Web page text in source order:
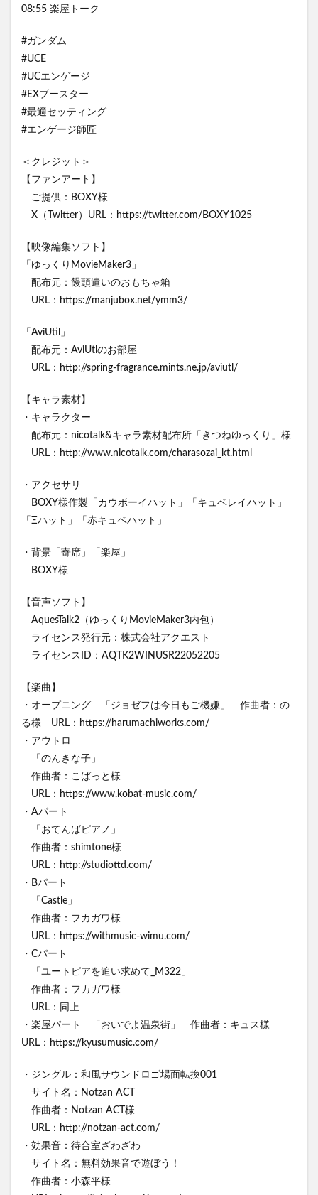
08:55 楽屋トーク
#ガンダム
#UCE
#UCエンゲージ
#EXブースター
#最適セッティング
#エンゲージ師匠
＜クレジット＞
【ファンアート】
ご提供：BOXY様
X（Twitter）URL：https://twitter.com/BOXY1025
【映像編集ソフト】
「ゆっくりMovieMaker3」
配布元：饅頭遣いのおもちゃ箱
URL：https://manjubox.net/ymm3/
「AviUtil」
配布元：AviUtlのお部屋
URL：http://spring-fragrance.mints.ne.jp/aviutl/
【キャラ素材】
・キャラクター
配布元：nicotalk&キャラ素材配布所「きつねゆっくり」様
URL：http://www.nicotalk.com/charasozai_kt.html
・アクセサリ
BOXY様作製「カウボーイハット」「キュベレイハット」
「Ξハット」「赤キュベハット」
・背景「寄席」「楽屋」
BOXY様
【音声ソフト】
AquesTalk2（ゆっくりMovieMaker3内包）
ライセンス発行元：株式会社アクエスト
ライセンスID：AQTK2WINUSR22052205
【楽曲】
・オープニング 「ジョゼフは今日もご機嫌」 作曲者：の
る様 URL：https://harumachiworks.com/
・アウトロ
「のんきな子」
作曲者：こばっと様
URL：https://www.kobat-music.com/
・Aパート
「おてんばピアノ」
作曲者：shimtone様
URL：http://studiottd.com/
・Bパート
「Castle」
作曲者：フカガワ様
URL：https://withmusic-wimu.com/
・Cパート
「ユートピアを追い求めて_M322」
作曲者：フカガワ様
URL：同上
・楽屋パート 「おいでよ温泉街」 作曲者：キュス様
URL：https://kyusumusic.com/
・ジングル：和風サウンドロゴ場面転換001
サイト名：Notzan ACT
作曲者：Notzan ACT様
URL：http://notzan-act.com/
・効果音：待合室ざわざわ
サイト名：無料効果音で遊ぼう！
作曲者：小森平様